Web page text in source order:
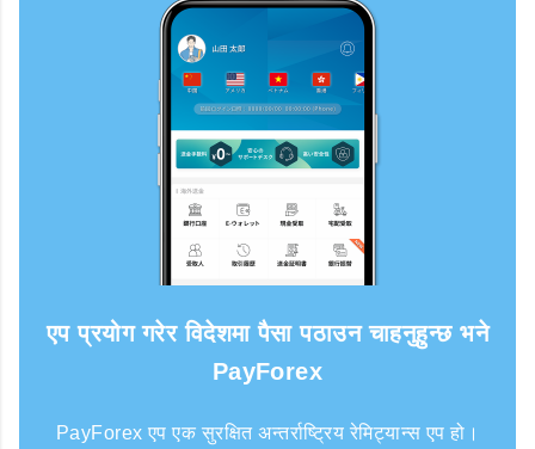
एप प्रयोग गरेर विदेशमा पैसा पठाउन चाहनुहुन्छ भने
PayForex
PayForex एप एक सुरक्षित अन्तर्राष्ट्रिय रेमिट्यान्स एप हो।